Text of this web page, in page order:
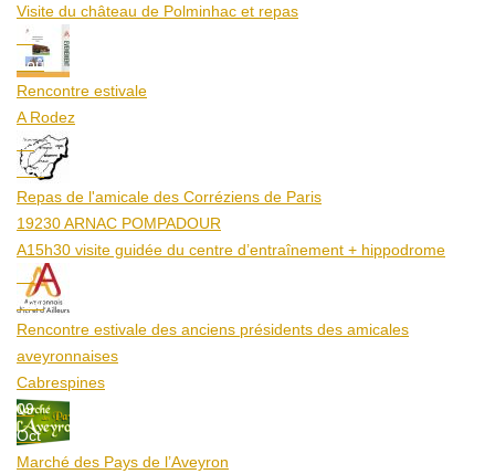
Visite du château de Polminhac et repas
12
Aoû
Rencontre estivale
A Rodez
23
Aoû
Repas de l'amicale des Corréziens de Paris
19230 ARNAC POMPADOUR
A15h30 visite guidée du centre d’entraînement + hippodrome
25
Aoû
Rencontre estivale des anciens présidents des amicales
aveyronnaises
Cabrespines
09
Oct
Marché des Pays de l’Aveyron